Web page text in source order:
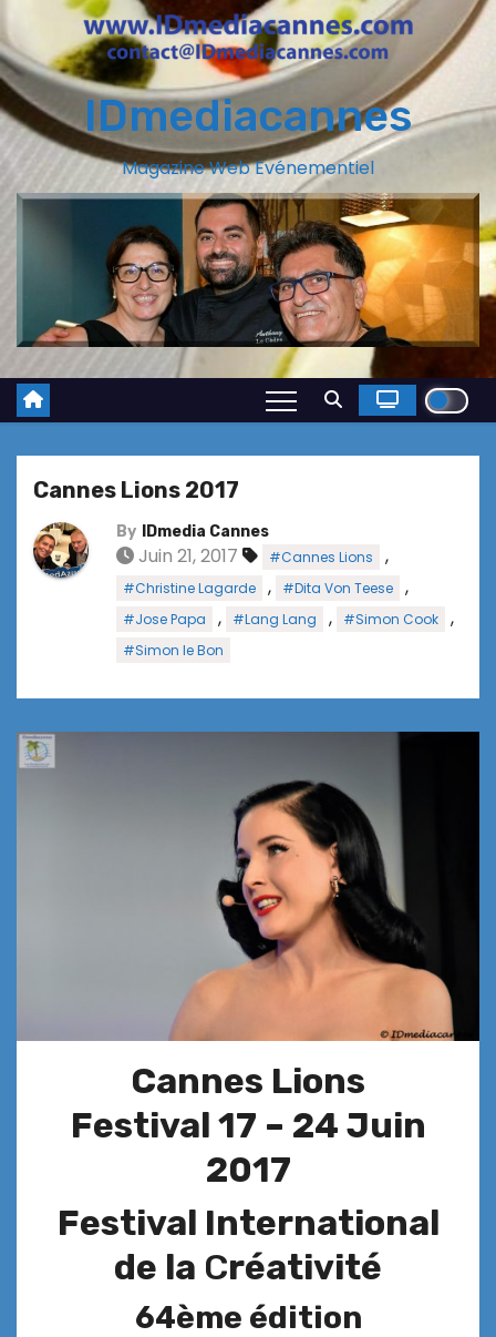
IDmediacannes
Magazine Web Evénementiel
Cannes Lions 2017
By IDmedia Cannes
Juin 21, 2017 #Cannes Lions ,
#Christine Lagarde , #Dita Von Teese ,
#Jose Papa , #Lang Lang , #Simon Cook ,
#Simon le Bon
Cannes Lions
Festival 17 – 24 Juin
2017
Festival International
de la Créativité
64ème édition